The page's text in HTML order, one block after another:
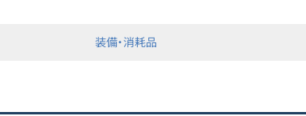
装備・消耗品